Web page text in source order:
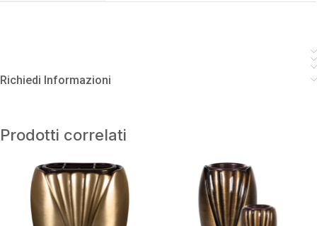
Richiedi Informazioni
Prodotti correlati